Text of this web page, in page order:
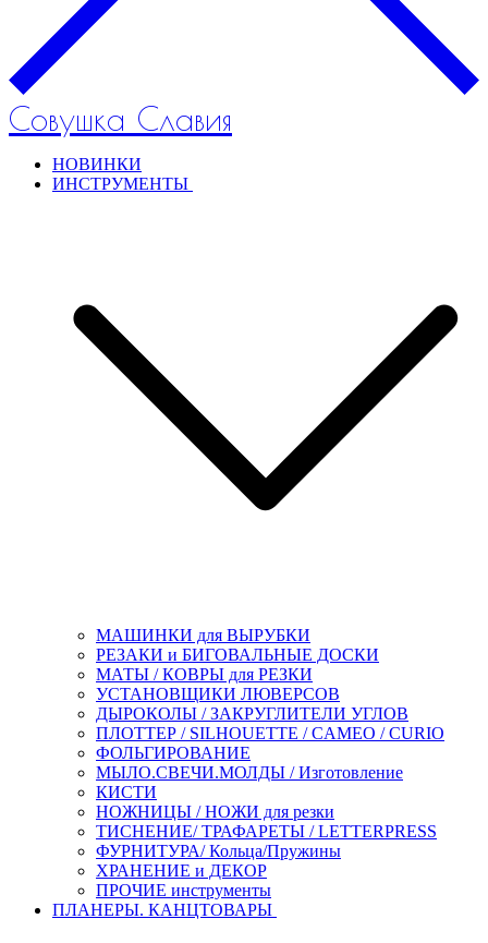
Совушка Славия
НОВИНКИ
ИНСТРУМЕНТЫ
МАШИНКИ для ВЫРУБКИ
РЕЗАКИ и БИГОВАЛЬНЫЕ ДОСКИ
МАТЫ / КОВРЫ для РЕЗКИ
УСТАНОВЩИКИ ЛЮВЕРСОВ
ДЫРОКОЛЫ / ЗАКРУГЛИТЕЛИ УГЛОВ
ПЛОТТЕР / SILHOUETTE / CAMEO / CURIO
ФОЛЬГИРОВАНИЕ
МЫЛО.СВЕЧИ.МОЛДЫ / Изготовление
КИСТИ
НОЖНИЦЫ / НОЖИ для резки
ТИСНЕНИЕ/ ТРАФАРЕТЫ / LETTERPRESS
ФУРНИТУРА/ Кольца/Пружины
ХРАНЕНИЕ и ДЕКОР
ПРОЧИЕ инструменты
ПЛАНЕРЫ. КАНЦТОВАРЫ